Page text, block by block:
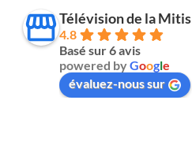
Télévision de la Mitis
4.8
Basé sur 6 avis
powered byGoogle
évaluez-nous sur